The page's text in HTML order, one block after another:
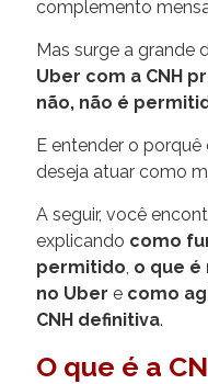
complemento
Mas surge a grande
Uber com a CNH
não, não é
E entender o
deseja atuar como
A seguir, você
explicando como
permitido o que é
no Uber e como
CNH definitiva.
O que é a